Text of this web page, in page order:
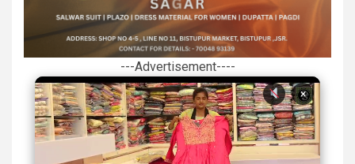
---Advertisement----
×